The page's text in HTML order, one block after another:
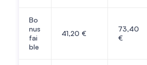
Bo
nus
fai
ble
41,20 €
73,40
€